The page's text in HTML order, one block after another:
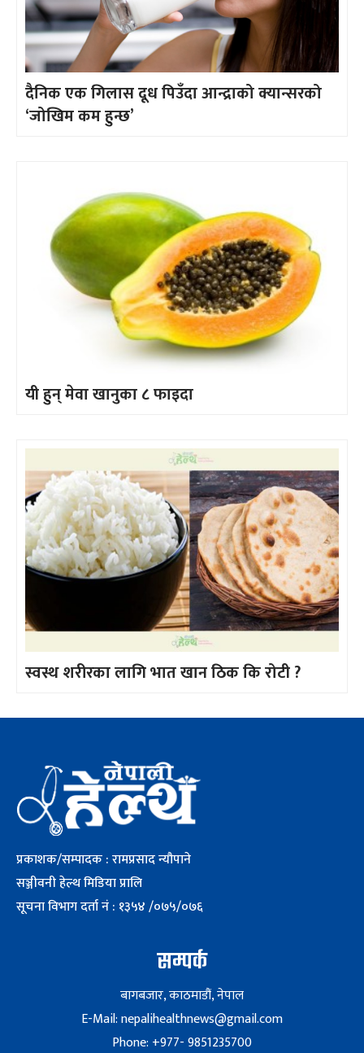
दैनिक एक गिलास दूध पिउँदा आन्द्राको क्यान्सरको
‘जोखिम कम हुन्छ’
यी हुन् मेवा खानुका ८ फाइदा
स्वस्थ शरीरका लागि भात खान ठिक कि रोटी ?
प्रकाशक/सम्पादक : रामप्रसाद न्यौपाने
सञ्जीवनी हेल्थ मिडिया प्रालि
सूचना विभाग दर्ता नं : १३५४ /०७५/०७६
सम्पर्क
बागबजार, काठमाडौं, नेपाल
E-Mail: nepalihealthnews@gmail.com
Phone: +977- 9851235700